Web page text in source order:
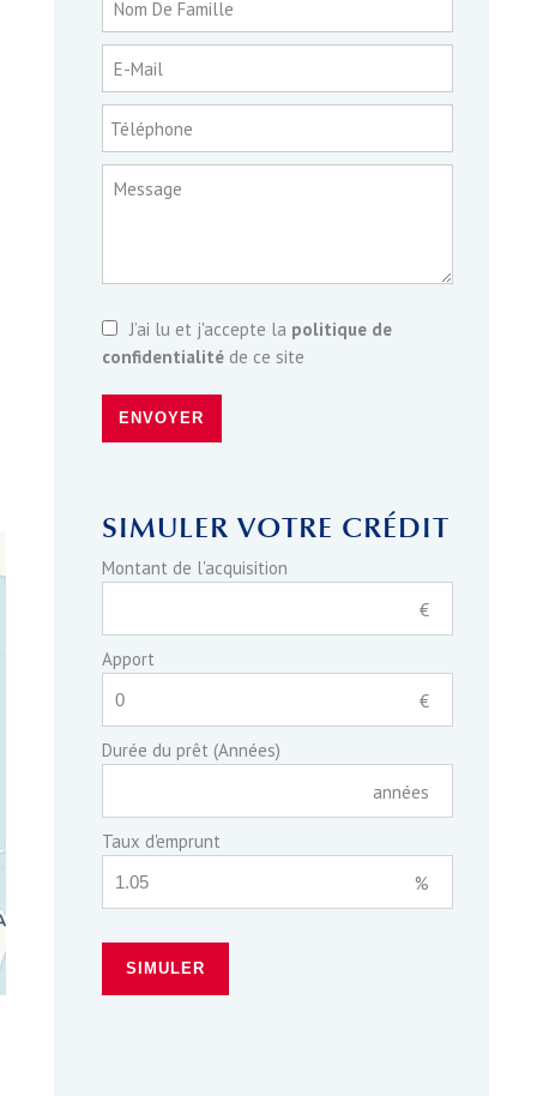
Nom De Famille
E-Mail
Téléphone
Message
J’ai lu et j'accepte la politique de
confidentialitéde ce site
ENVOYER
SIMULER VOTRE CRÉDIT
Montant de l'acquisition
€
Apport
€
Durée du prêt (Années)
années
Taux d'emprunt
%
SIMULER